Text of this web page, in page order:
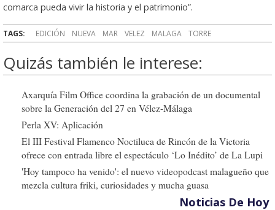
comarca pueda vivir la historia y el patrimonio”.
TAGS: EDICIÓN NUEVA MAR VELEZ MALAGA TORRE
Quizás también le interese:
Axarquía Film Office coordina la grabación de un documental
sobre la Generación del 27 en Vélez-Málaga
Perla XV: Aplicación
El III Festival Flamenco Noctiluca de Rincón de la Victoria
ofrece con entrada libre el espectáculo ‘Lo Inédito’ de La Lupi
'Hoy tampoco ha venido': el nuevo videopodcast malagueño que
mezcla cultura friki, curiosidades y mucha guasa
Noticias De Hoy